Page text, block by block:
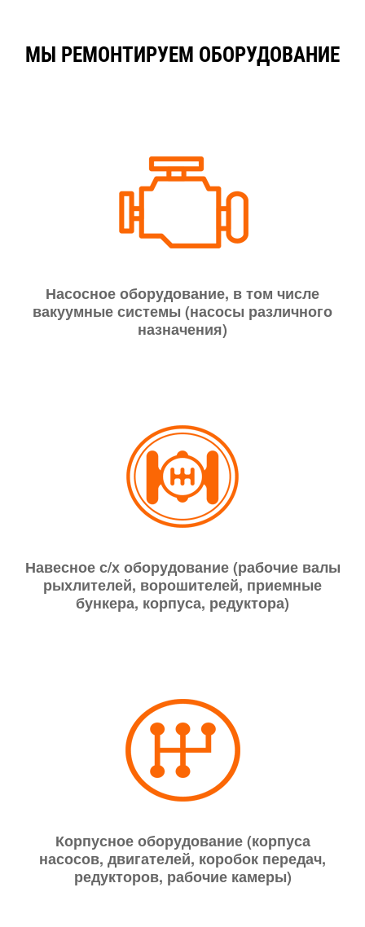
МЫ РЕМОНТИРУЕМ ОБОРУДОВАНИЕ
Насосное оборудование, в том числе
вакуумные системы (насосы различного
назначения)
Навесное с/х оборудование (рабочие валы
рыхлителей, ворошителей, приемные
бункера, корпуса, редуктора)
Корпусное оборудование (корпуса
насосов, двигателей, коробок передач,
редукторов, рабочие камеры)